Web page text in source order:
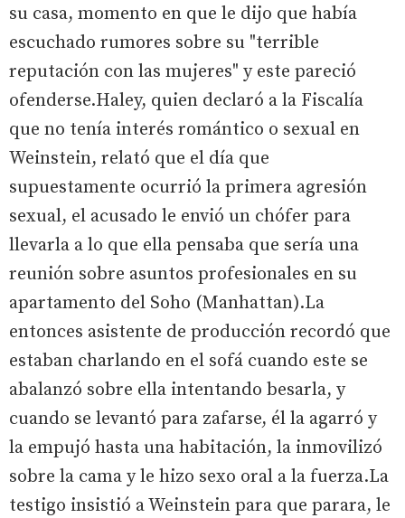
su casa, momento en que le dijo que había
escuchado rumores sobre su "terrible
reputación con las mujeres" y este pareció
ofenderse.Haley, quien declaró a la Fiscalía
que no tenía interés romántico o sexual en
Weinstein, relató que el día que
supuestamente ocurrió la primera agresión
sexual, el acusado le envió un chófer para
llevarla a lo que ella pensaba que sería una
reunión sobre asuntos profesionales en su
apartamento del Soho (Manhattan).La
entonces asistente de producción recordó que
estaban charlando en el sofá cuando este se
abalanzó sobre ella intentando besarla, y
cuando se levantó para zafarse, él la agarró y
la empujó hasta una habitación, la inmovilizó
sobre la cama y le hizo sexo oral a la fuerza.La
testigo insistió a Weinstein para que parara, le